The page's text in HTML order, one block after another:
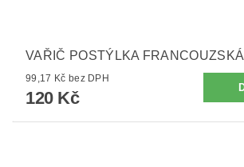
VAŘIČ POSTÝLKA FRANCOUZSKÁ
99,17 Kč bez DPH
120 Kč